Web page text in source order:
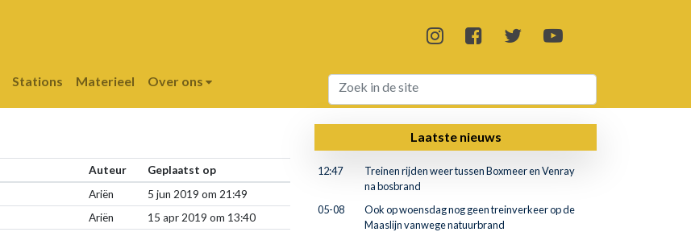
Stations Materieel Over ons
Auteur
Geplaatst op
Ariën
5 jun 2019 om 21:49
Ariën
15 apr 2019 om 13:40
Laatste nieuws
12:47
Treinen rijden weer tussen Boxmeer en Venray
na bosbrand
05-08
Ook op woensdag nog geen treinverkeer op de
Maaslijn vanwege natuurbrand